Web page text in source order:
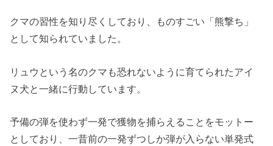
クマの習性を知り尽くしており、ものすごい「熊撃ち」
として知られていました。
リュウという名のクマも恐れないように育てられたアイ
ヌ犬と一緒に行動しています。
予備の弾を使わず一発で獲物を捕らえることをモットー
としており、一昔前の一発ずつしか弾が入らない単発式